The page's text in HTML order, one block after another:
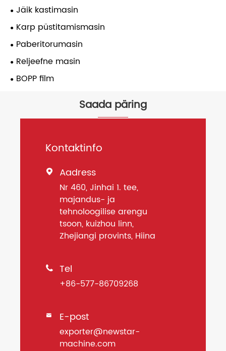
Jäik kastimasin
Karp püstitamismasin
Paberitorumasin
Reljeefne masin
BOPP film
Saada päring
Kontaktinfo
 Aadress
Nr 460, Jinhai 1. tee,
majandus- ja
tehnoloogilise arengu
tsoon, kuizhou linn,
Zhejiangi provints, Hiina
 Tel
+86-577-86709268
 E-post
exporter@newstar-
machine.com